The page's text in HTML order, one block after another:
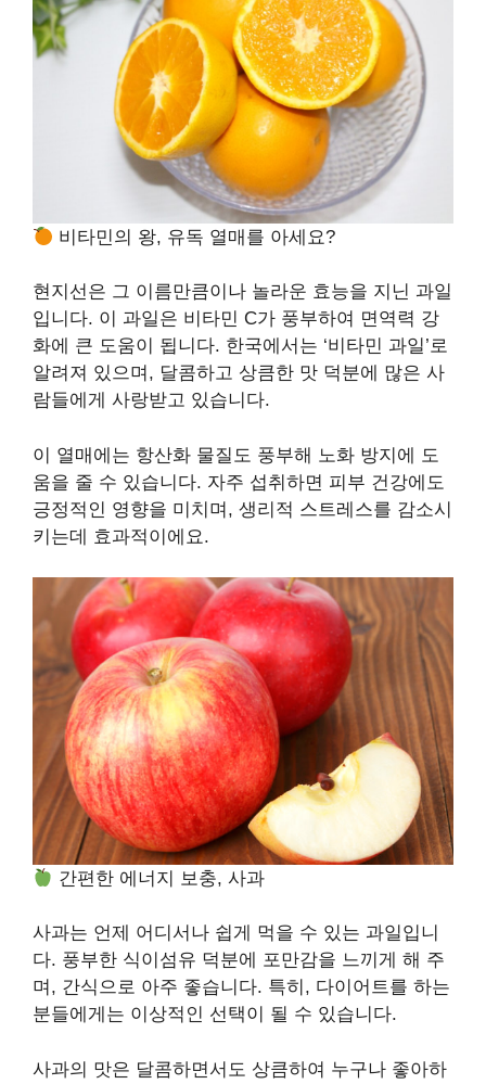
비타민의 왕, 유독 열매를 아세요?
현지선은 그 이름만큼이나 놀라운 효능을 지닌 과일
입니다. 이 과일은 비타민 C가 풍부하여 면역력 강
화에 큰 도움이 됩니다. 한국에서는 ‘비타민 과일’로
알려져 있으며, 달콤하고 상큼한 맛 덕분에 많은 사
람들에게 사랑받고 있습니다.
이 열매에는 항산화 물질도 풍부해 노화 방지에 도
움을 줄 수 있습니다. 자주 섭취하면 피부 건강에도
긍정적인 영향을 미치며, 생리적 스트레스를 감소시
키는데 효과적이에요.
간편한 에너지 보충, 사과
사과는 언제 어디서나 쉽게 먹을 수 있는 과일입니
다. 풍부한 식이섬유 덕분에 포만감을 느끼게 해 주
며, 간식으로 아주 좋습니다. 특히, 다이어트를 하는
분들에게는 이상적인 선택이 될 수 있습니다.
사과의 맛은 달콤하면서도 상큼하여 누구나 좋아하